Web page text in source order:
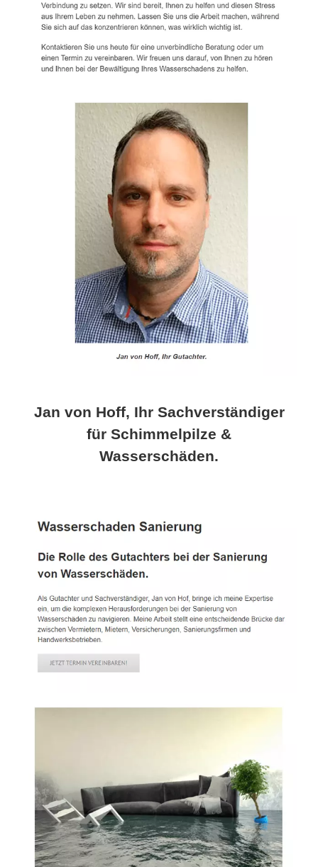
Jan von Hoff, Ihr Sachverständiger
für Schimmelpilze &
Wasserschäden.